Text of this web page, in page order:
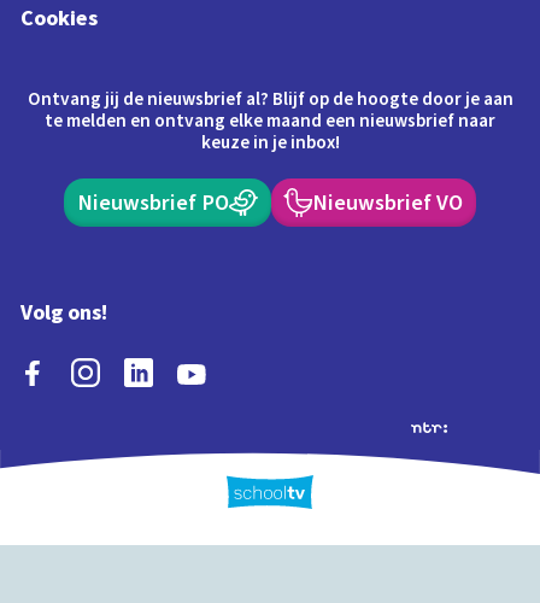
Cookies
Ontvang jij de nieuwsbrief al? Blijf op de hoogte door je aan
te melden en ontvang elke maand een nieuwsbrief naar
keuze in je inbox!
Nieuwsbrief PO Nieuwsbrief VO
Volg ons!